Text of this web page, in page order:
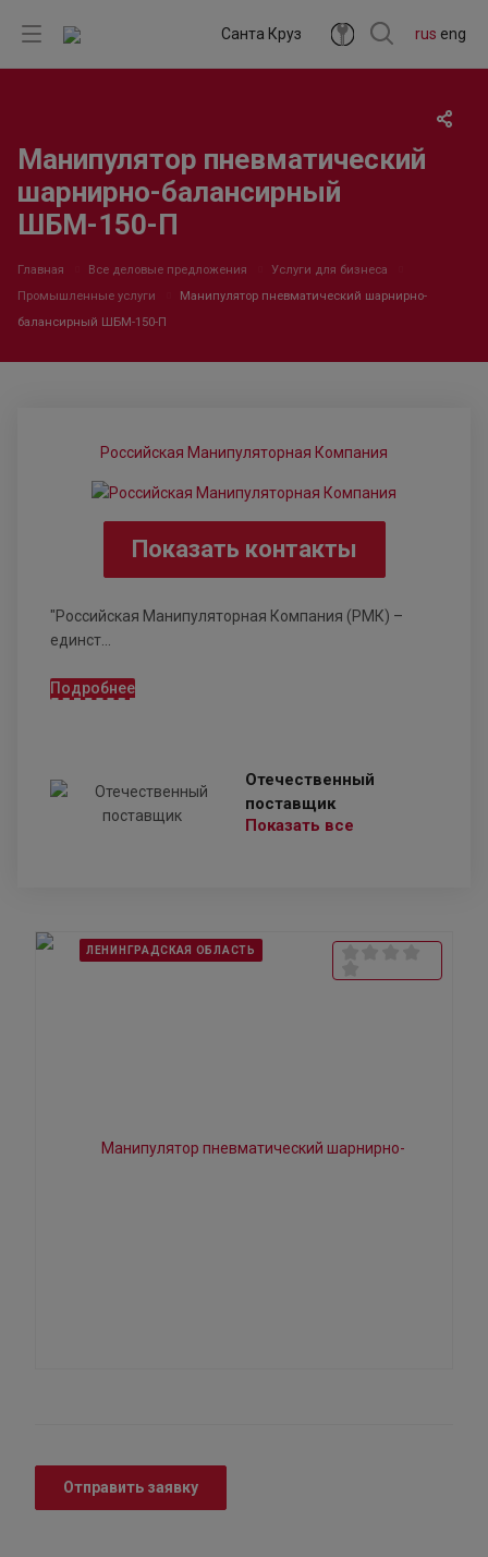
rus eng
Санта Круз
Манипулятор пневматический
шарнирно-балансирный
ШБМ-150-П
Главная Все деловые предложения
Услуги для бизнеса
Промышленные услуги
Манипулятор пневматический шарнирно-
балансирный ШБМ-150-П
Российская Манипуляторная Компания
Показать контакты
"Российская Манипуляторная Компания (РМК) –
единст...
Подробнее
Отечественный
поставщик
Показать все
ЛЕНИНГРАДСКАЯ ОБЛАСТЬ
Отправить заявку